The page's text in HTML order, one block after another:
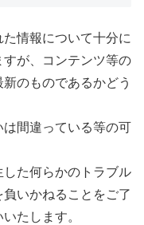
情報について十分に
が、コンテンツ等の
のものであるかどう
間違っている等の可
た何らかのトラブル
いかねることをご了
たします。